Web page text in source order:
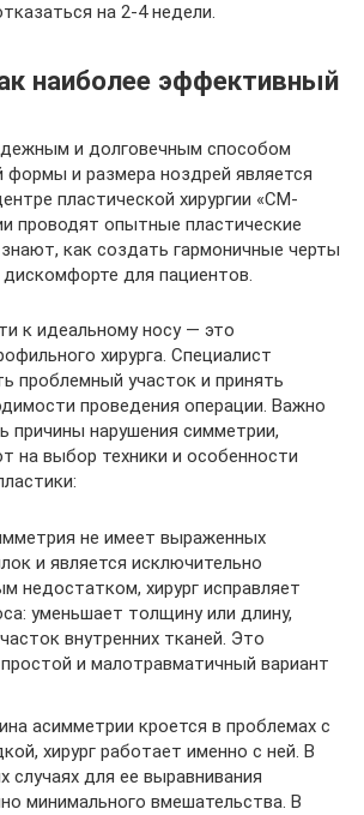
на 2-4 недели.
наиболее эффективный
и долговечным способом
формы и размера ноздрей является
пластической хирургии «СМ-
проводят опытные пластические
как создать гармоничные черты
для пациентов.
к идеальному носу — это
хирурга. Специалист
проблемный участок и принять
проведения операции. Важно
причины нарушения симметрии,
на выбор техники и особенности
не имеет выраженных
и является исключительно
недостатком, хирург исправляет
уменьшает толщину или длину,
внутренних тканей. Это
и малотравматичный вариант
асимметрии кроется в проблемах с
хирург работает именно с ней. В
случаях для ее выравнивания
минимального вмешательства. В